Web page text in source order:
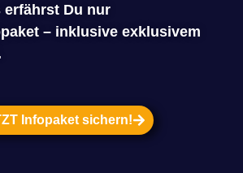
erfährst Du nur
– inklusive exklusivem
Infopaket sichern!